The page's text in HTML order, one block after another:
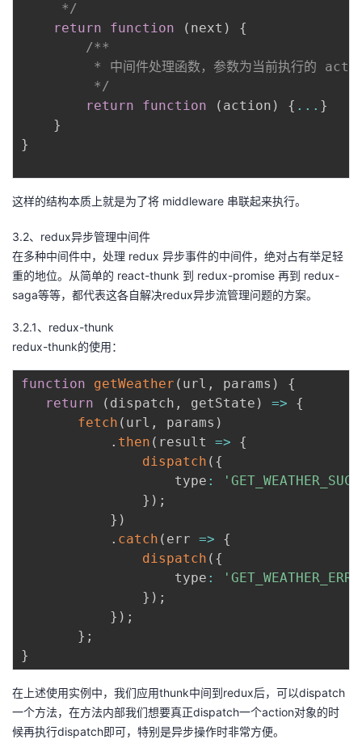
     */
return
function ( next )
{
/**
* 中间件处理函数，参数为当前执行的
         */
return
function ( action ) { ... }
}
}
这样的结构本质上就是为了将 middleware 串联起来执行。
3.2、redux异步管理中间件
在多种中间件中，处理 redux 异步事件的中间件，绝对占有举足轻
重的地位。从简单的 react-thunk 到 redux-promise 再到 redux-
saga等等，都代表这各自解决redux异步流管理问题的方案。
3.2.1、redux-thunk
redux-thunk的使用：
function getWeather ( url , params )
{
return
( dispatch , getState ) =>
{
fetch ( url , params )
. then ( result =>
{
dispatch ( {
                   type
:
} ) ;
} )
. catch ( err =>
{
dispatch ( {
                   type
:
} ) ;
} ) ;
} ;
}
在上述使用实例中，我们应用thunk中间到redux后，可以dispatch
一个方法，在方法内部我们想要真正dispatch一个action对象的时
候再执行dispatch即可，特别是异步操作时非常方便。